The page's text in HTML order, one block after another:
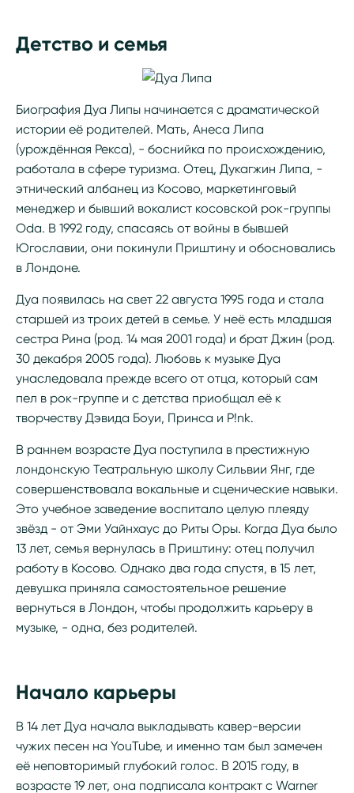
Детство и семья
Биография Дуа Липы начинается с драматической
истории её родителей. Мать, Анеса Липа
(урождённая Рекса), - боснийка по происхождению,
работала в сфере туризма. Отец, Дукагжин Липа, -
этнический албанец из Косово, маркетинговый
менеджер и бывший вокалист косовской рок-группы
Oda. В 1992 году, спасаясь от войны в бывшей
Югославии, они покинули Приштину и обосновались
в Лондоне.
Дуа появилась на свет 22 августа 1995 года и стала
старшей из троих детей в семье. У неё есть младшая
сестра Рина (род. 14 мая 2001 года) и брат Джин (род.
30 декабря 2005 года). Любовь к музыке Дуа
унаследовала прежде всего от отца, который сам
пел в рок-группе и с детства приобщал её к
творчеству Дэвида Боуи, Принса и P!nk.
В раннем возрасте Дуа поступила в престижную
лондонскую Театральную школу Сильвии Янг, где
совершенствовала вокальные и сценические навыки.
Это учебное заведение воспитало целую плеяду
звёзд - от Эми Уайнхаус до Риты Оры. Когда Дуа было
13 лет, семья вернулась в Приштину: отец получил
работу в Косово. Однако два года спустя, в 15 лет,
девушка приняла самостоятельное решение
вернуться в Лондон, чтобы продолжить карьеру в
музыке, - одна, без родителей.
Начало карьеры
В 14 лет Дуа начала выкладывать кавер-версии
чужих песен на YouTube, и именно там был замечен
её неповторимый глубокий голос. В 2015 году, в
возрасте 19 лет, она подписала контракт с Warner